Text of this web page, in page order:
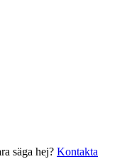
säga hej? Kontakta